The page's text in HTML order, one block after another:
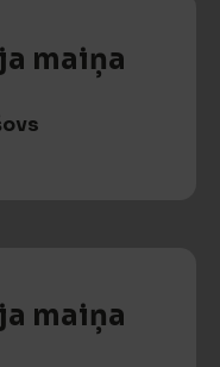
maiņa
maiņa